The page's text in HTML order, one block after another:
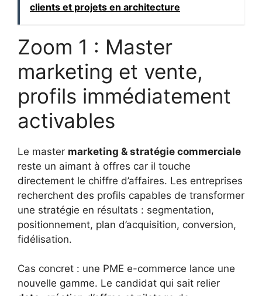
clients et projets en architecture
Zoom 1 : Master
marketing et vente,
profils immédiatement
activables
Le master marketing & stratégie commerciale
reste un aimant à offres car il touche
directement le chiffre d’affaires. Les entreprises
recherchent des profils capables de transformer
une stratégie en résultats : segmentation,
positionnement, plan d’acquisition, conversion,
fidélisation.
Cas concret : une PME e-commerce lance une
nouvelle gamme. Le candidat qui sait relier